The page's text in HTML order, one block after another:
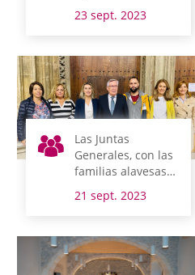
política general de
departamentos
para la legislatura
23 sept. 2023
Las Juntas
Generales, con las
familias alavesas
del Alzheimer
21 sept. 2023